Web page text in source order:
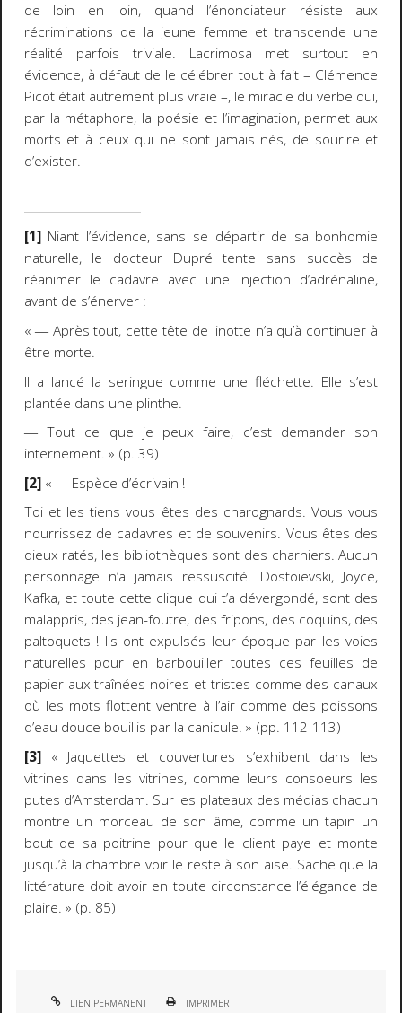
de loin en loin, quand l’énonciateur résiste aux
récriminations de la jeune femme et transcende une
réalité parfois triviale. Lacrimosa met surtout en
évidence, à défaut de le célébrer tout à fait – Clémence
Picot était autrement plus vraie –, le miracle du verbe qui,
par la métaphore, la poésie et l’imagination, permet aux
morts et à ceux qui ne sont jamais nés, de sourire et
d’exister.
[1]Niant l’évidence, sans se départir de sa bonhomie
naturelle, le docteur Dupré tente sans succès de
réanimer le cadavre avec une injection d’adrénaline,
avant de s’énerver :
« ― Après tout, cette tête de linotte n’a qu’à continuer à
être morte.
Il a lancé la seringue comme une fléchette. Elle s’est
plantée dans une plinthe.
― Tout ce que je peux faire, c’est demander son
internement. » (p. 39)
[2]« ― Espèce d’écrivain !
Toi et les tiens vous êtes des charognards. Vous vous
nourrissez de cadavres et de souvenirs. Vous êtes des
dieux ratés, les bibliothèques sont des charniers. Aucun
personnage n’a jamais ressuscité. Dostoïevski, Joyce,
Kafka, et toute cette clique qui t’a dévergondé, sont des
malappris, des jean-foutre, des fripons, des coquins, des
paltoquets ! Ils ont expulsés leur époque par les voies
naturelles pour en barbouiller toutes ces feuilles de
papier aux traînées noires et tristes comme des canaux
où les mots flottent ventre à l’air comme des poissons
d’eau douce bouillis par la canicule. » (pp. 112-113)
[3]« Jaquettes et couvertures s’exhibent dans les
vitrines dans les vitrines, comme leurs consoeurs les
putes d’Amsterdam. Sur les plateaux des médias chacun
montre un morceau de son âme, comme un tapin un
bout de sa poitrine pour que le client paye et monte
jusqu’à la chambre voir le reste à son aise. Sache que la
littérature doit avoir en toute circonstance l’élégance de
plaire. » (p. 85)
LIEN PERMANENT IMPRIMER